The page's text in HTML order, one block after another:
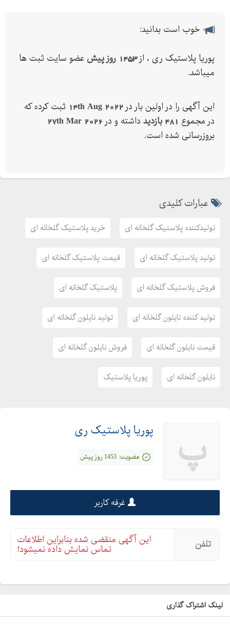
خوب است بدانید:
پوریا پلاستیک ری ، از1453 روز پیش
عضو سایت ثبت ها
میباشد.
این آگهی را در اولین بار در 14th Aug 2022 ثبت کرده که
در مجموع 481 بازدید داشته و در 27th Mar 2026
بروزرسانی شده است.
عبارات کلیدی
تولیدکننده پلاستیک گلخانه ای خرید پلاستیک گلخانه ای
تولید پلاستیک گلخانه ای قیمت پلاستیک گلخانه ای
فروش پلاستیک گلخانه ای پلاستیک گلخانه ای
تولید کننده نایلون گلخانه ای تولید نایلون گلخانه ای
قیمت نایلون گلخانه ای فروش نایلون گلخانه ای
نایلون گلخانه ای پوریا پلاستیک
پ پوریا پلاستیک ری
عضویت: 1453 روز پیش
غرفه کاربر
تلفن این آگهی منقضی شده بنابراین اطلاعات
تماس نمایش داده نمیشود!
لینک اشتراک گذاری